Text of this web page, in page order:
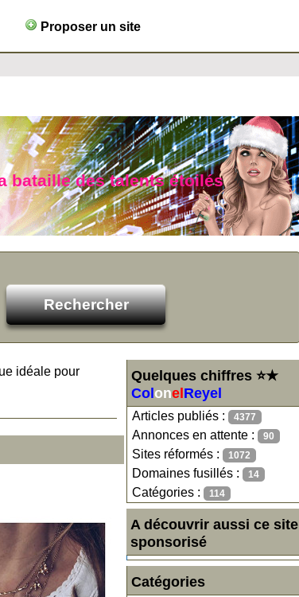
Proposer un site
bataille des talents étoilés
Quelques chiffres ⭐★
Col onel Reyel
Articles publiés : 4377
Annonces en attente : 90
Sites réformés : 1072
Domaines fusillés : 14
Catégories : 114
A découvrir aussi ce site
sponsorisé
Catégories
idéale pour